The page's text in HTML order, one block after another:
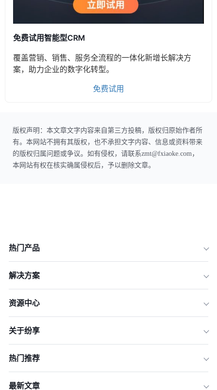
免费试用智能型CRM
覆盖营销、销售、服务全流程的一体化新增长解决方
案，助力企业的数字化转型。
免费试用
版权声明：本文章文字内容来自第三方投稿，版权归原始作者所
有。本网站不拥有其版权，也不承担文字内容、信息或资料带来
的版权归属问题或争议。如有侵权，请联系zmt@fxiaoke.com，
本网站有权在核实确属侵权后，予以删除文章。
热门产品
解决方案
资源中心
关于纷享
热门推荐
最新文章